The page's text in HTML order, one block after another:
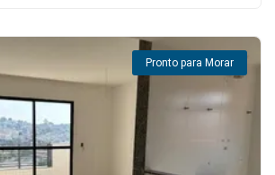
Pronto para Morar